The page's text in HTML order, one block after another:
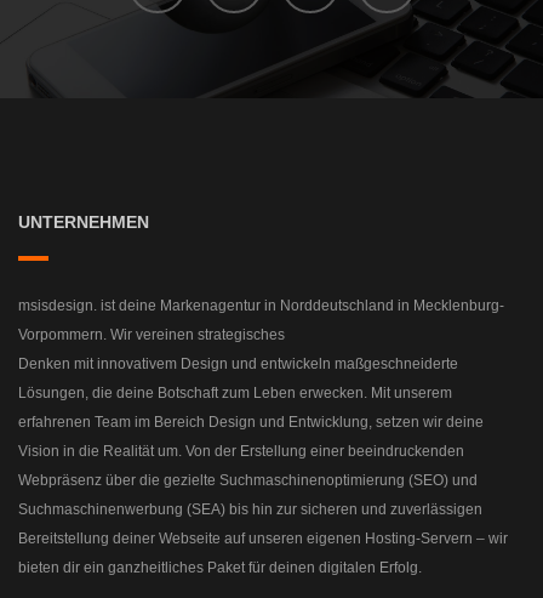
UNTERNEHMEN
msisdesign. ist deine Markenagentur in Norddeutschland in Mecklenburg-
Vorpommern. Wir vereinen strategisches
Denken mit innovativem Design und entwickeln maßgeschneiderte
Lösungen, die deine Botschaft zum Leben erwecken. Mit unserem
erfahrenen Team im Bereich Design und Entwicklung, setzen wir deine
Vision in die Realität um. Von der Erstellung einer beeindruckenden
Webpräsenz über die gezielte Suchmaschinenoptimierung (SEO) und
Suchmaschinenwerbung (SEA) bis hin zur sicheren und zuverlässigen
Bereitstellung deiner Webseite auf unseren eigenen Hosting-Servern – wir
bieten dir ein ganzheitliches Paket für deinen digitalen Erfolg.